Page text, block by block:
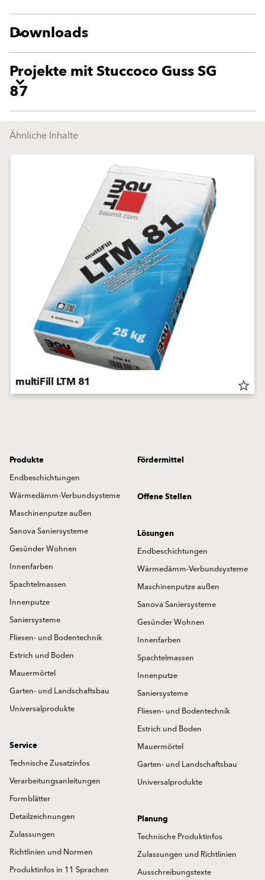
Downloads
Projekte mit Stuccoco Guss SG
87
Ähnliche Inhalte
multiFill LTM 81 star_border
Produkte
Endbeschichtungen
Wärmedämm-Verbundsysteme
Maschinenputze außen
Sanova Saniersysteme
Gesünder Wohnen
Innenfarben
Spachtelmassen
Innenputze
Saniersysteme
Fliesen- und Bodentechnik
Estrich und Boden
Mauermörtel
Garten- und Landschaftsbau
Universalprodukte
Fördermittel
Offene Stellen
Lösungen
Endbeschichtungen
Wärmedämm-Verbundsysteme
Maschinenputze außen
Sanova Saniersysteme
Gesünder Wohnen
Innenfarben
Spachtelmassen
Innenputze
Saniersysteme
Fliesen- und Bodentechnik
Estrich und Boden
Mauermörtel
Garten- und Landschaftsbau
Universalprodukte
Service
Technische Zusatzinfos
Verarbeitungsanleitungen
Formblätter
Detailzeichnungen
Zulassungen
Richtlinien und Normen
Produktinfos in 11 Sprachen
Planung
Technische Produktinfos
Zulassungen und Richtlinien
Ausschreibungstexte